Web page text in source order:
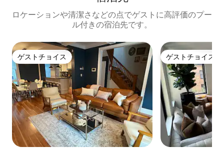
ロケーションや清潔さなどの点でゲストに高評価のプー
ル付きの宿泊先です。
ゲストチョイス
ゲストチョイス ゲストチョイス
ゲストチョイス